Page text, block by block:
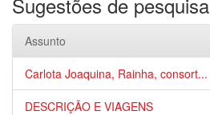
Assunto
Carlota Joaquina, Rainha, consort...
DESCRIÇÃO E VIAGENS